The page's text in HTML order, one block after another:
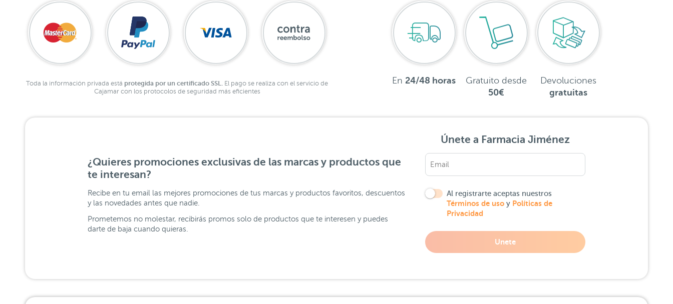
Toda la información privada está protegida por un certificado SSL.
El pago se realiza con el servicio de
Cajamar con los protocolos de seguridad más eficientes
En 24/48 horas
Gratuito desde
50€
Devoluciones
gratuitas
¿Quieres promociones exclusivas de las marcas y productos que
te interesan?
Recibe en tu email las mejores promociones de tus marcas y productos favoritos, descuentos
y las novedades antes que nadie.
Prometemos no molestar, recibirás promos solo de productos que te interesen y puedes
darte de baja cuando quieras.
Únete a Farmacia Jiménez
Al registrarte aceptas nuestros
Términos de uso y Políticas de
Privacidad
Unete